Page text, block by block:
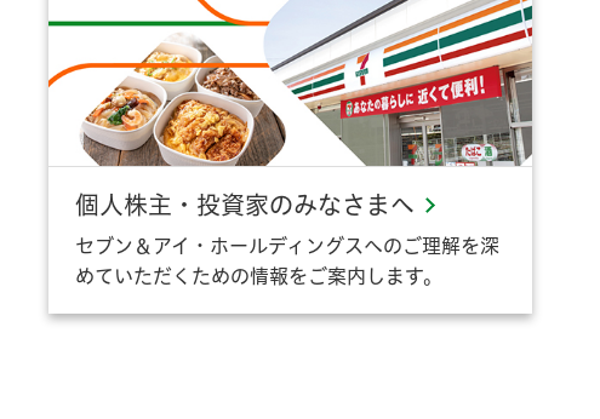
個人株主・投資家のみなさまへ
セブン＆アイ・ホールディングスへのご理解を深
めていただくための情報をご案内します。